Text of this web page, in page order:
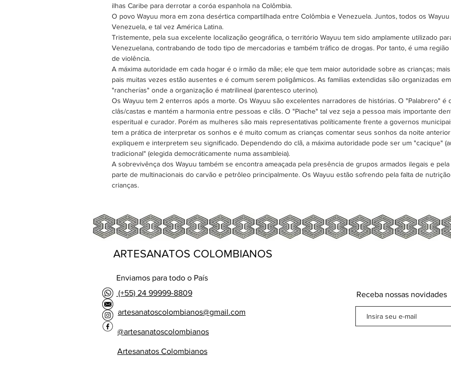
cerca
de
ilhas Caribe para derrotar a coróa espanhola na Colômbia.
O povo Wayuu mora em zona desértica compartilhada entre Colômbia e Venezuela. Juntos, todos os
Venezuela, e tal vez América Latina.
Tristemente, pela sua excelente localização geográfica, o território Wayuu tem sido amplamente utilizado
Venezuelana, contrabando de todo tipo de mercadorias e também tráfico de drogas. Por tanto, é uma
de violência.
A máxima autoridade em cada hogar é o irmão da mãe; ele que tem maior autoridade sobre as crianças;
pais muitas vezes estão ausentes e é comum serem poligâmicos. As familias extendidas são organizadas
"rancherías" onde a organização é matrilineal (parentesco uterino).
Os Wayuu tem 2 enterros após a morte. Os Wayuu são excelentes narradores de histórias. O "Palabrero"
clâs/castas e mantém a harmonia entre pessoas e clãs. O "Piache" tal vez seja a pessoa mais importante
esperitual e curador. Porém as mulheres são mais representativas políticamente frente a governos
tem a prática de interpretar os sonhos e é muito comum as crianças comentar seus sonhos da noite
expliquem e interpretem seu significado. Dependendo do clã, a máxima autoridade pode ser um "cacique"
tradicional" (elegida democráticamente numa assambleia).
A sobrevivênça dos Wayuu também se encontra ameaçada pela presência de grupos armados ilegais e
parte de multinacionais do carvão e petrôleo principalmente. Os Wayuu estão sofrendo pela falta de
crianças.
ARTESANATOS COLOMBIANOS
Enviamos para todo o País
(+55) 24 99999-8809
artesanatoscolombianos@gmail.com
@artesanatoscolombianos
Artesanatos Colombianos
Receba nossas novidades